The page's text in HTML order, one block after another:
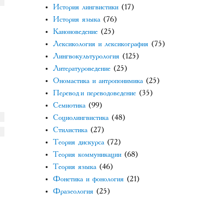
История лингвистики(17)
История языка(76)
Каноноведение(25)
Лексикология и лексикография(75)
Лингвокультурология(125)
Литературоведение(25)
Ономастика и антропонимика(25)
Перевод и переводоведение(35)
Семиотика(99)
Социолингвистика(48)
Стилистика(27)
Теория дискурса(72)
Теория коммуникации(68)
Теория языка(46)
Фонетика и фонология(21)
Фразеология(25)